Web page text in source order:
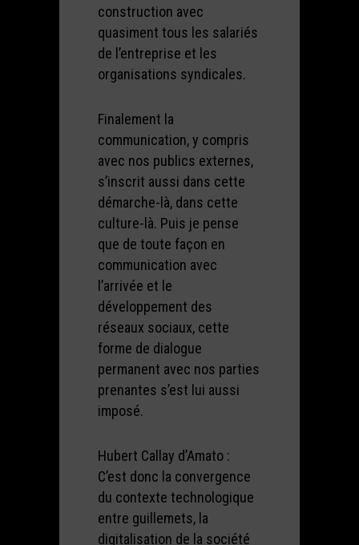
construction avec
quasiment tous les salariés
de l’entreprise et les
organisations syndicales.
Finalement la
communication, y compris
avec nos publics externes,
s’inscrit aussi dans cette
démarche-là, dans cette
culture-là. Puis je pense
que de toute façon en
communication avec
l’arrivée et le
développement des
réseaux sociaux, cette
forme de dialogue
permanent avec nos parties
prenantes s’est lui aussi
imposé.
Hubert Callay d’Amato :
C’est donc la convergence
du contexte technologique
entre guillemets, la
digitalisation de la société